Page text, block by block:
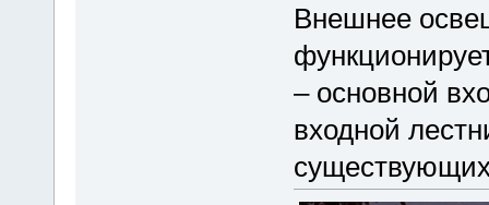
Внешнее
– основной
входной